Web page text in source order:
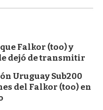
Falkor (too) y
dejó de transmitir
Uruguay Sub200
del Falkor (too) en